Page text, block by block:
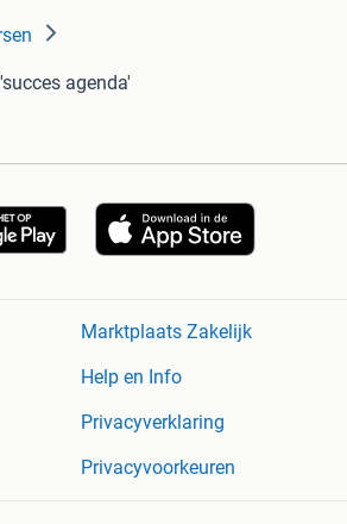
agenda'
Marktplaats Zakelijk
Help en Info
Privacyverklaring
Privacyvoorkeuren